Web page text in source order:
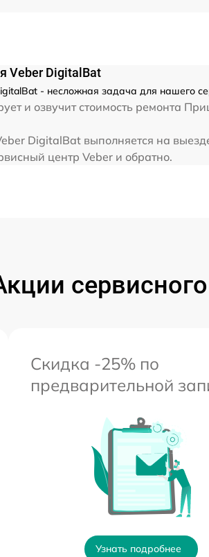
Veber DigitalBat
- несложная задача для нашего
и озвучит стоимость ремонта
DigitalBat выполняется на
центр Veber и обратно.
Скидка -25% по
предварительной
Узнать подробнее